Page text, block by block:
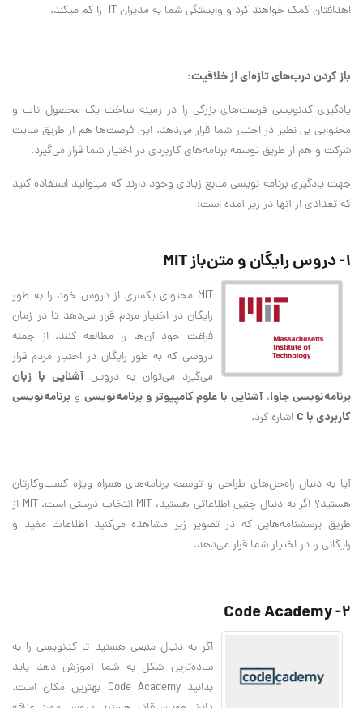
اهدافتان کمک خواهند کرد و وابستگی شما به مدیران IT را کم میکند.
باز کردن درب‌های تازه‌ای از خلاقیت:
یادگیری کدنویسی فرصت‌های بزرگی را در زمینه ساخت یک محصول ناب و
محتوایی بی نظیر در اختیار شما قرار می‌دهد. این فرصت‌ها هم از طریق سایت
شرکت و هم از طریق توسعه برنامه‌های کاربردی در اختیار شما قرار می‌گیرد.
جهت یادگیری برنامه نویسی منابع زیادی وجود دارند که میتوانید استفاده کنید
که تعدادی از آنها در زیر آمده است:
1- دروس رایگان و متن‌باز MIT
MIT محتوای یکسری از دروس خود را به طور
رایگان در اختیار مردم قرار می‌دهد تا در زمان
فراغت خود آن‌ها را مطالعه کنند. از جمله
دروسی که به طور رایگان در اختیار مردم قرار
می‌گیرد می‌توان به دروسآشنایی با زبان‌
برنامه‌نویسی جاوا،آشنایی با علوم کامپیوتر و برنامه‌نویسی و برنامه‌نویسی
کاربردی با C
اشاره کرد.
آیا به دنبال راه‌حل‌های طراحی و توسعه برنامه‌های همراه ویژه کسب‌وکارتان
هستید؟ اگر به دنبال چنین اطلاعاتی هستید، MIT انتخاب درستی است. MIT از
طریق پرسشنامه‌هایی که در تصویر زیر مشاهده می‌کنید اطلاعات مفید و
رایگانی را در اختیار شما قرار می‌دهد.
2- Code Academy
اگر به دنبال منبعی هستید تا کدنویسی را به
ساده‌ترین شکل به شما آموزش دهد باید
بدانید Code Academy بهترین مکان است.